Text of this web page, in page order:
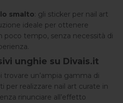
smalto: gli sticker per nail art
ideale per ottenere
poco tempo, senza necessità di
unghie su Divais.it
trovare un’ampia gamma di
per realizzare nail art curate in
rinunciare all’effetto